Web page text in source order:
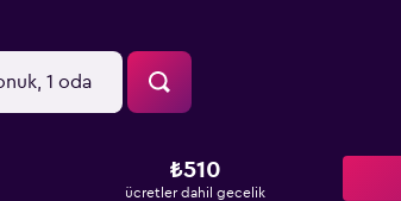
1 oda
₺510
ücretler dahil gecelik